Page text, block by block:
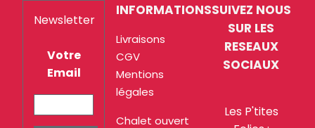
Newsletter
Votre
Email
INFORMATIONS
Livraisons
CGV
Mentions
légales
Chalet ouvert
SUIVEZ NOUS
SUR LES
RESEAUX
SOCIAUX
Les P'tites